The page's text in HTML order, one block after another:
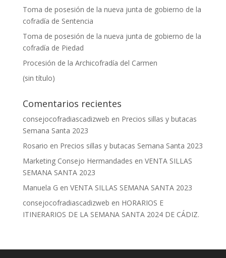
Toma de posesión de la nueva junta de gobierno de la
cofradía de Sentencia
Toma de posesión de la nueva junta de gobierno de la
cofradía de Piedad
Procesión de la Archicofradía del Carmen
(sin título)
Comentarios recientes
consejocofradiascadizweb en Precios sillas y butacas
Semana Santa 2023
Rosario en Precios sillas y butacas Semana Santa 2023
Marketing Consejo Hermandades en VENTA SILLAS
SEMANA SANTA 2023
Manuela G en VENTA SILLAS SEMANA SANTA 2023
consejocofradiascadizweb en HORARIOS E
ITINERARIOS DE LA SEMANA SANTA 2024 DE CÁDIZ.